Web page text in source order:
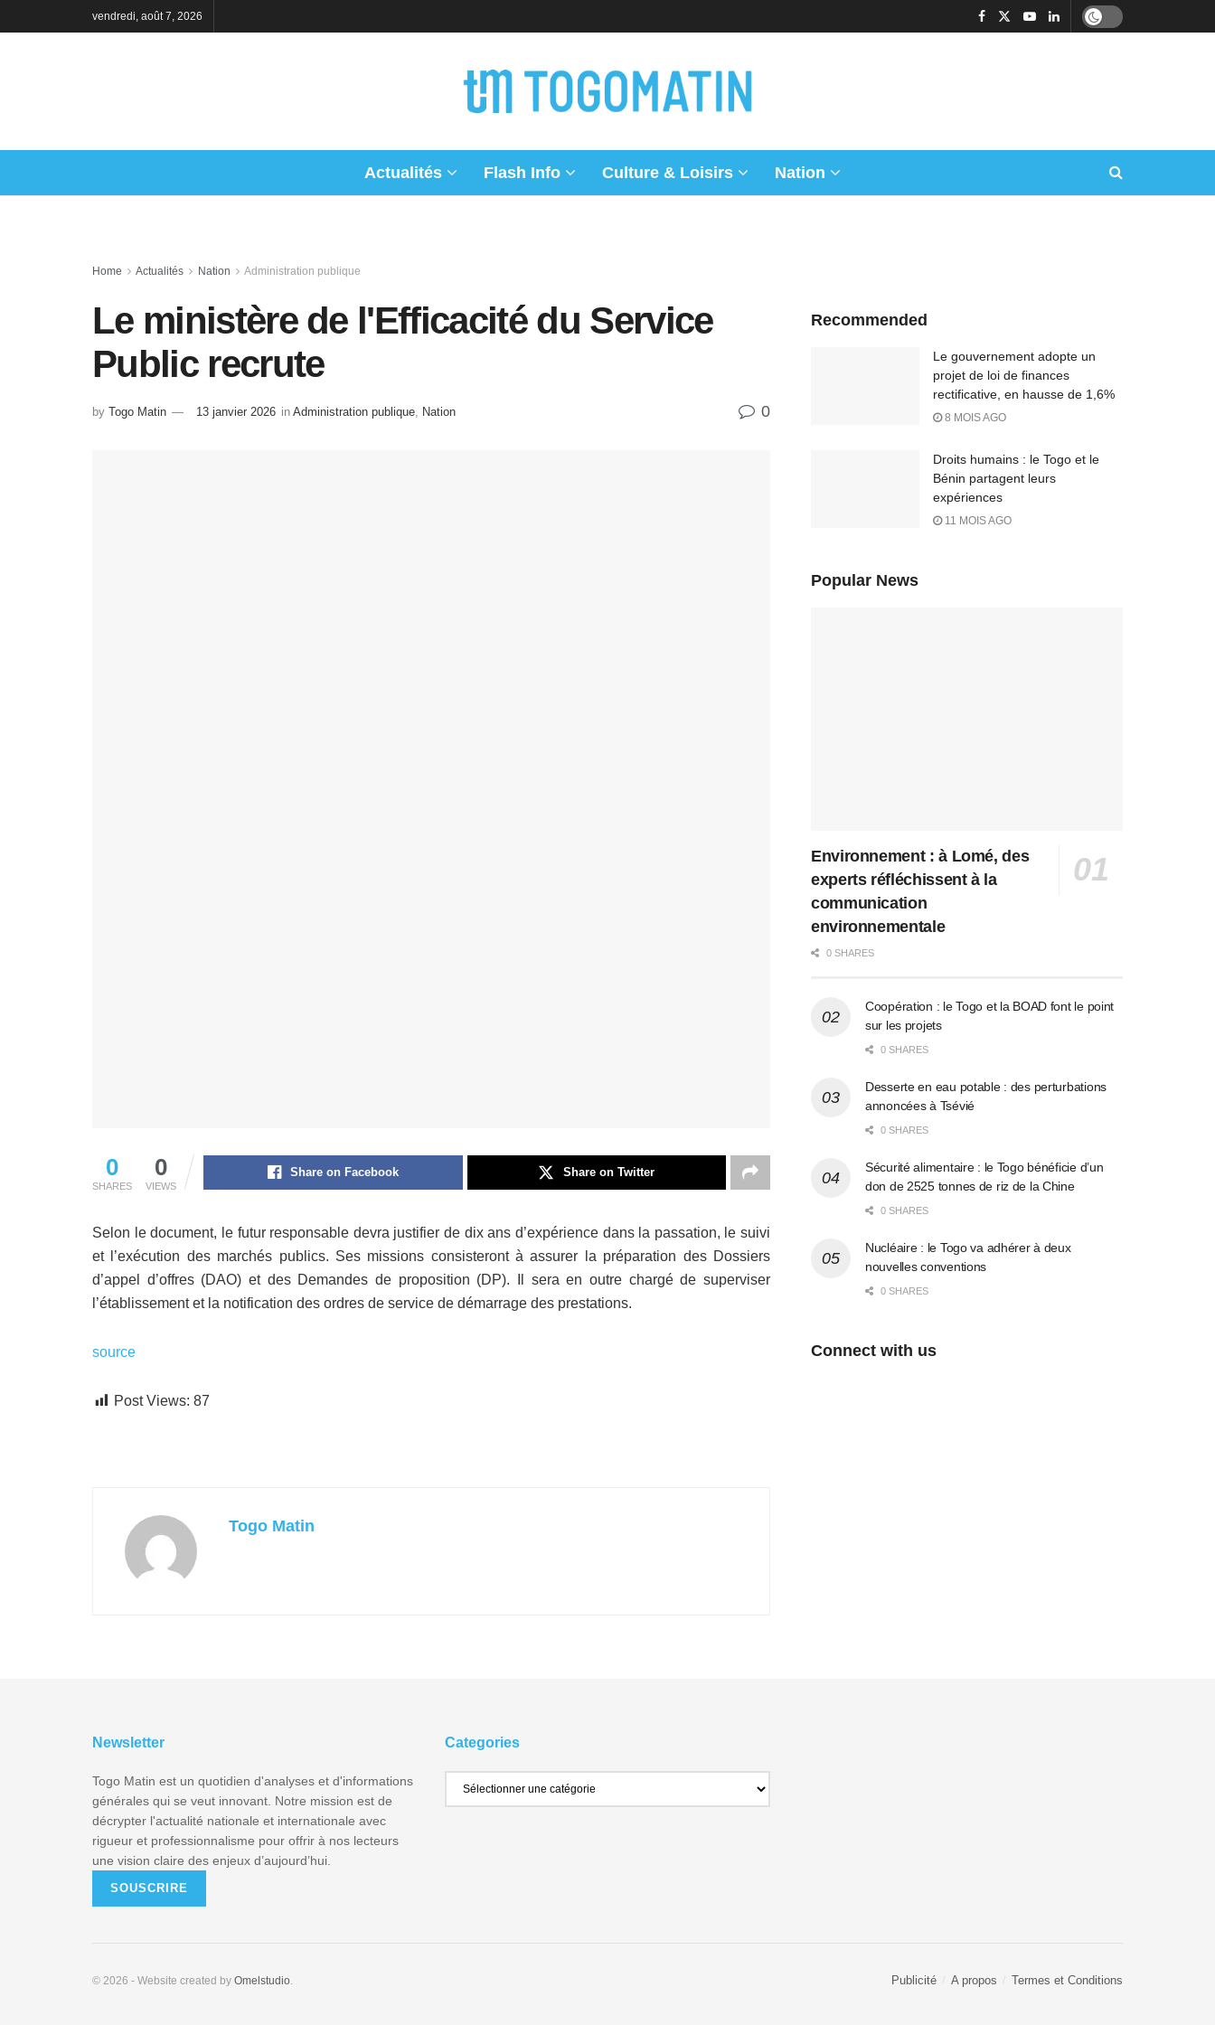
vendredi, août 7, 2026
Actualités Flash Info Culture & Loisirs Nation
Home Actualités Nation Administration publique
Le ministère de l'Efficacité du Service
Public recrute
by Togo Matin 13 janvier 2026 in Administration publique Nation 0
0
SHARES
0
VIEWS
Share on Facebook Share on Twitter
Selon le document, le futur responsable devra justifier de dix ans d’expérience dans la passation, le suivi
et l’exécution des marchés publics. Ses missions consisteront à assurer la préparation des Dossiers
d’appel d’offres (DAO) et des Demandes de proposition (DP). Il sera en outre chargé de superviser
l’établissement et la notification des ordres de service de démarrage des prestations.
source
Post Views: 87
Togo Matin
Recommended
Le gouvernement adopte un
projet de loi de finances
rectificative, en hausse de 1,6%
8 MOIS AGO
Droits humains : le Togo et le
Bénin partagent leurs
expériences
11 MOIS AGO
Popular News
Environnement : à Lomé, des
experts réfléchissent à la
communication
environnementale
0 SHARES
Coopération : le Togo et la BOAD font le point
sur les projets
0 SHARES
Desserte en eau potable : des perturbations
annoncées à Tsévié
0 SHARES
Sécurité alimentaire : le Togo bénéficie d’un
don de 2525 tonnes de riz de la Chine
0 SHARES
Nucléaire : le Togo va adhérer à deux
nouvelles conventions
0 SHARES
Connect with us
Newsletter
Togo Matin est un quotidien d'analyses et d'informations
générales qui se veut innovant. Notre mission est de
décrypter l'actualité nationale et internationale avec
rigueur et professionnalisme pour offrir à nos lecteurs
une vision claire des enjeux d’aujourd’hui.
SOUSCRIRE
Categories
Publicité A propos Termes et Conditions
© 2026 - Website created by Omelstudio